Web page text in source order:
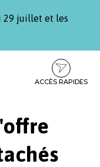
29 juillet et les
ACCÈS RAPIDES